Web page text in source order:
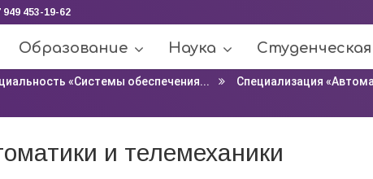
453-19-62
Образование Наука
«Системы обеспечения...
Специализация
и телемеханики